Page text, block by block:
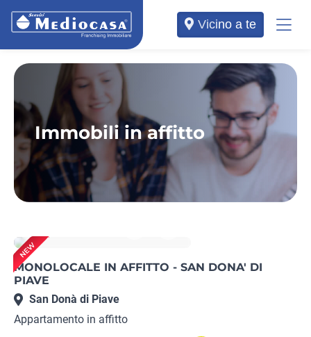
Vicino a te
Immobili in affitto
MONOLOCALE IN AFFITTO - SAN DONA' DI
PIAVE
San Donà di Piave
Appartamento in affitto